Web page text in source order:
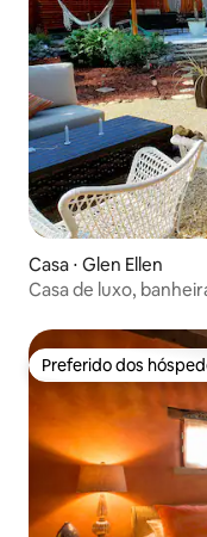
Casa ⋅ Glen Ellen
Casa de luxo,
Preferido dos
Preferido dos